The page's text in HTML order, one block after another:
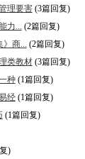
理要害(3篇回复)
力... (2篇回复)
》商... (2篇回复)
类教材(3篇回复)
种(1篇回复)
经(1篇回复)
(1篇回复)
)